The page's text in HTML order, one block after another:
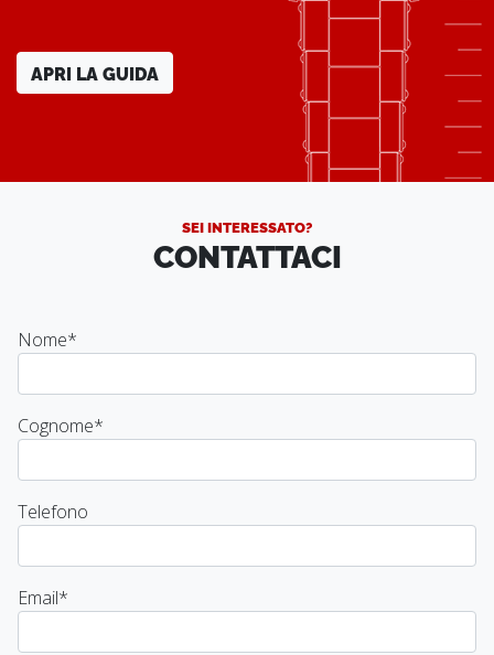
APRI LA GUIDA
SEI INTERESSATO?
CONTATTACI
Nome*
Cognome*
Telefono
Email*